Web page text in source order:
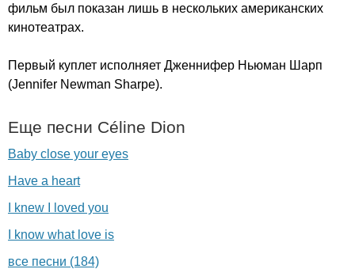
фильм был показан лишь в нескольких американских
кинотеатрах.
Первый куплет исполняет Дженнифер Ньюман Шарп
(Jennifer Newman Sharpe).
Еще песни Céline Dion
Baby close your eyes
Have a heart
I knew I loved you
I know what love is
все песни (184)